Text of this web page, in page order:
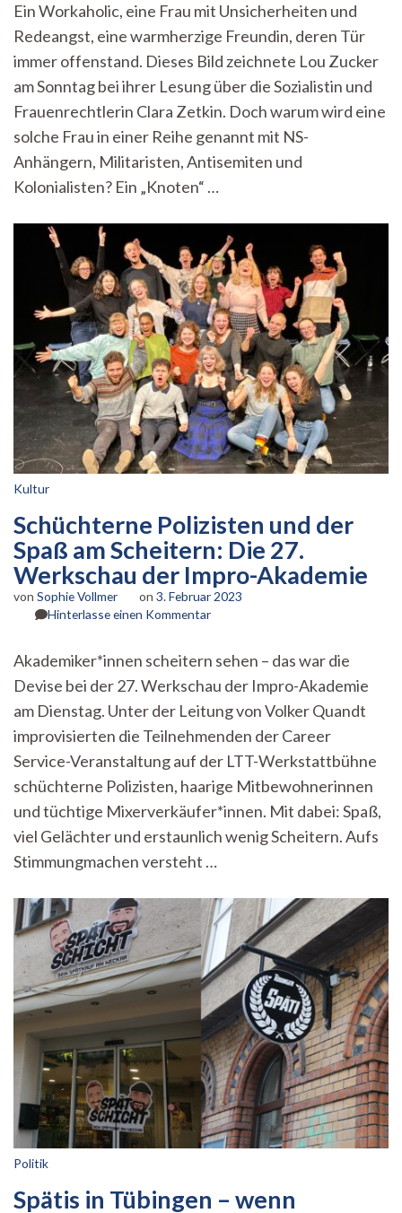
Vorbild?
–
Lesung
und
Diskussion
über
Zetkin
Ein Workaholic, eine Frau mit Unsicherheiten und
Redeangst, eine warmherzige Freundin, deren Tür
immer offenstand. Dieses Bild zeichnete Lou Zucker
am Sonntag bei ihrer Lesung über die Sozialistin und
Frauenrechtlerin Clara Zetkin. Doch warum wird eine
solche Frau in einer Reihe genannt mit NS-
Anhängern, Militaristen, Antisemiten und
Kolonialisten? Ein „Knoten“ …
Kultur
Schüchterne Polizisten und der
Spaß am Scheitern: Die 27.
Werkschau der Impro-Akademie
von Sophie Vollmer on 3. Februar 2023
Hinterlasse einen Kommentarzu
und
der
am
Scheitern:
Die
Werkschau
der
Impro-
Akademie
Akademiker*innen scheitern sehen – das war die
Devise bei der 27. Werkschau der Impro-Akademie
am Dienstag. Unter der Leitung von Volker Quandt
improvisierten die Teilnehmenden der Career
Service-Veranstaltung auf der LTT-Werkstattbühne
schüchterne Polizisten, haarige Mitbewohnerinnen
und tüchtige Mixerverkäufer*innen. Mit dabei: Spaß,
viel Gelächter und erstaunlich wenig Scheitern. Aufs
Stimmungmachen versteht …
Politik
Spätis in Tübingen – wenn